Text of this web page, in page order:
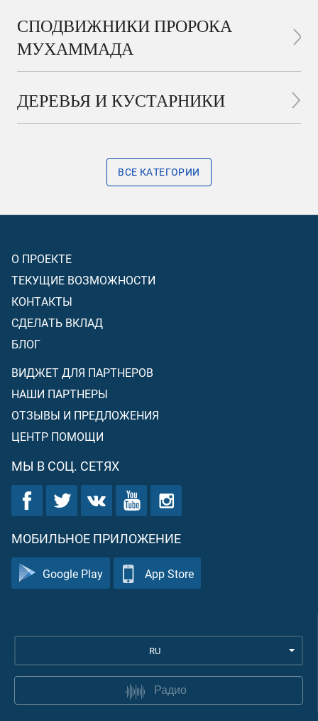
СПОДВИЖНИКИ ПРОРОКА
МУХАММАДА
ДЕРЕВЬЯ И КУСТАРНИКИ
ВСЕ КАТЕГОРИИ
О ПРОЕКТЕ
ТЕКУЩИЕ ВОЗМОЖНОСТИ
КОНТАКТЫ
СДЕЛАТЬ ВКЛАД
БЛОГ
ВИДЖЕТ ДЛЯ ПАРТНЕРОВ
НАШИ ПАРТНЕРЫ
ОТЗЫВЫ И ПРЕДЛОЖЕНИЯ
ЦЕНТР ПОМОЩИ
МЫ В СОЦ. СЕТЯХ
МОБИЛЬНОЕ ПРИЛОЖЕНИЕ
Google Play App Store
RU
Радио